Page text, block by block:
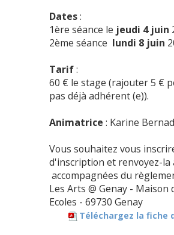
Dates:
1ère séance le jeudi 4 juin
2ème séance lundi 8 juin
Tarif:
60 € le stage (rajouter 5 €
pas déjà adhérent (e)).
Animatrice : Karine
Vous souhaitez vous
d'inscription et renvoyez-la
accompagnées du
Les Arts @ Genay - Maison
Ecoles - 69730 Genay
Téléchargez la fiche